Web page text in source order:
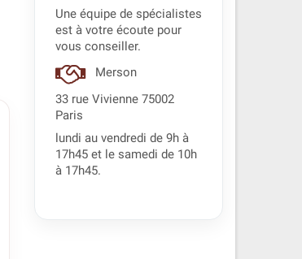
Une équipe de spécialistes
est à votre écoute pour
vous conseiller.
Merson
33 rue Vivienne 75002
Paris
lundi au vendredi de 9h à
17h45 et le samedi de 10h
à 17h45.